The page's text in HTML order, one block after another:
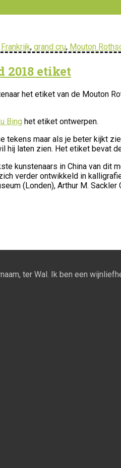
Frankrijk, grand cru, Mouton
etiket
het etiket van de Mouton
Bing het etiket ontwerpen.
tekens maar als je beter kijkt
hij laten zien. Het etiket bevat
kunstenaars in China van dit
verder ontwikkeld in
(Londen), Arthur M.
ter Wal. Ik ben een